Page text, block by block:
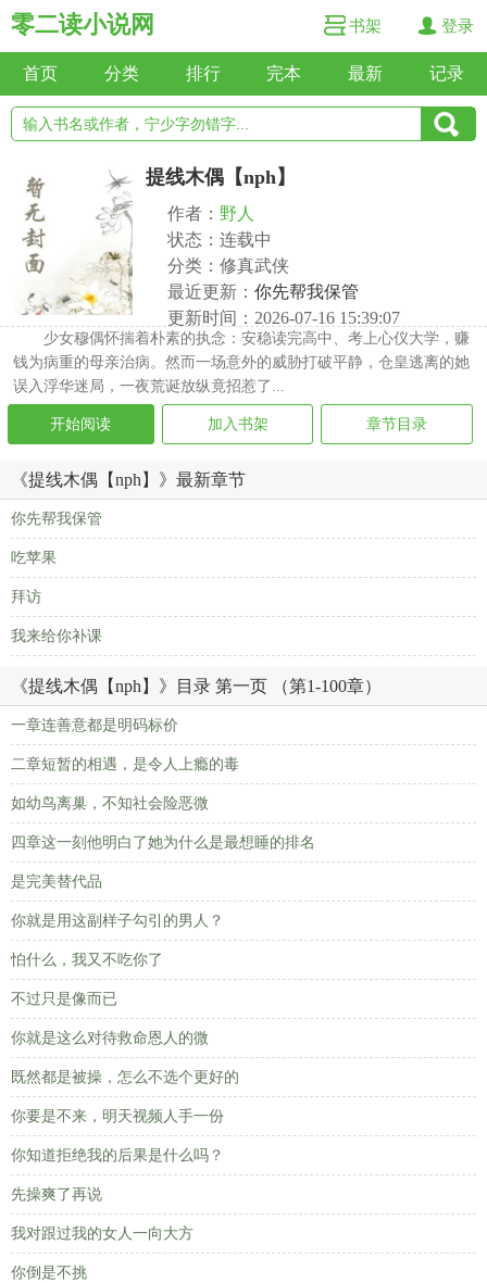
零二读小说网 书架 登录
首页 分类 排行 完本 最新 记录
提线木偶【nph】
作者： 野人
状态：连载中
分类：修真武侠
最近更新： 你先帮我保管
更新时间：2026-07-16 15:39:07
少女穆偶怀揣着朴素的执念：安稳读完高中、考上心仪大学，赚
钱为病重的母亲治病。然而一场意外的威胁打破平静，仓皇逃离的她
误入浮华迷局，一夜荒诞放纵竟招惹了...
开始阅读 加入书架 章节目录
《提线木偶【nph】》最新章节
你先帮我保管
吃苹果
拜访
我来给你补课
《提线木偶【nph】》目录 第一页 （第1-100章）
一章连善意都是明码标价
二章短暂的相遇，是令人上瘾的毒
如幼鸟离巢，不知社会险恶微
四章这一刻他明白了她为什么是最想睡的排名
是完美替代品
你就是用这副样子勾引的男人？
怕什么，我又不吃你了
不过只是像而已
你就是这么对待救命恩人的微
既然都是被操，怎么不选个更好的
你要是不来，明天视频人手一份
你知道拒绝我的后果是什么吗？
先操爽了再说
我对跟过我的女人一向大方
你倒是不挑